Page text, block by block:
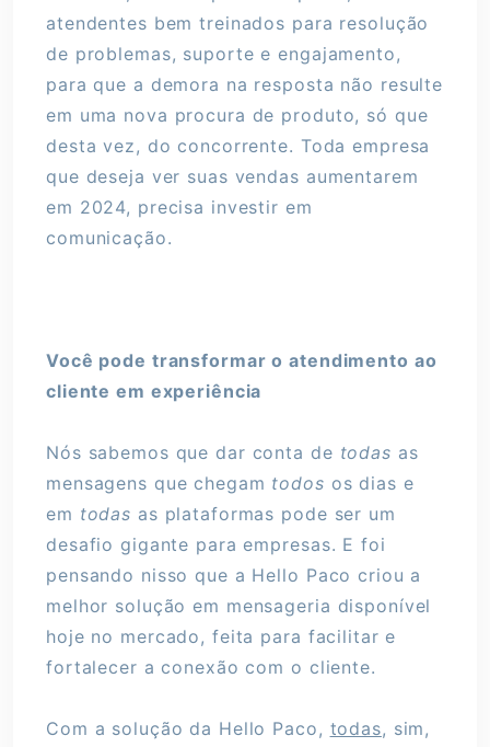
atendentes bem treinados para resolução
de problemas, suporte e engajamento,
para que a demora na resposta não resulte
em uma nova procura de produto, só que
desta vez, do concorrente. Toda empresa
que deseja ver suas vendas aumentarem
em 2024, precisa investir em
comunicação.
Você pode transformar o atendimento ao
cliente em experiência
Nós sabemos que dar conta de todas as
mensagens que chegam todos os dias e
em todas as plataformas pode ser um
desafio gigante para empresas. E foi
pensando nisso que a Hello Paco criou a
melhor solução em mensageria disponível
hoje no mercado, feita para facilitar e
fortalecer a conexão com o cliente.
Com a solução da Hello Paco, todas, sim,